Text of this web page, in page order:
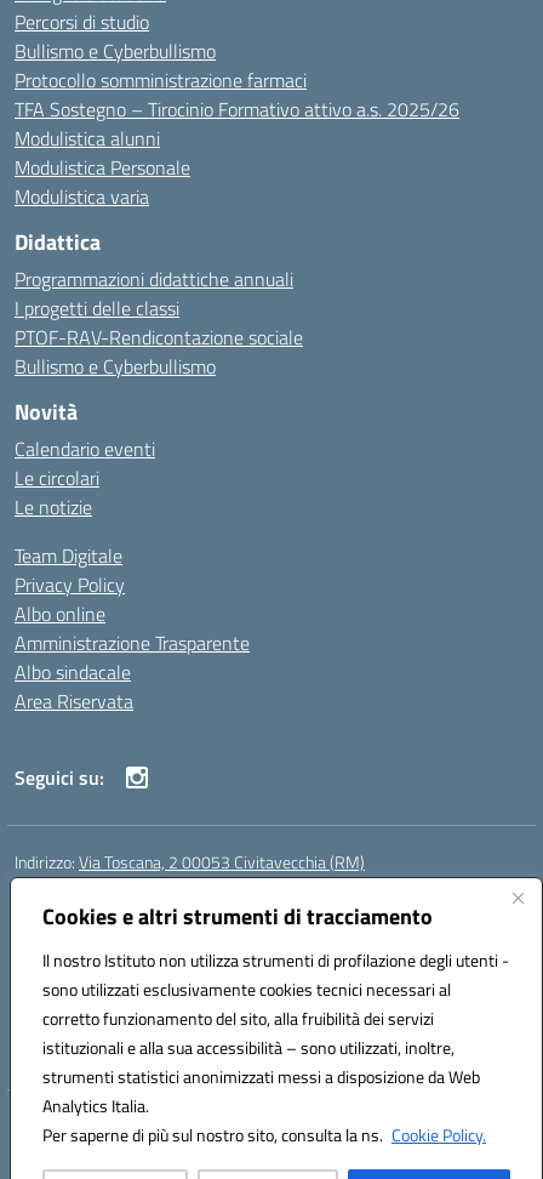
Cookies e altri strumenti di tracciamento
Il nostro Istituto non utilizza strumenti di profilazione degli utenti -
sono utilizzati esclusivamente cookies tecnici necessari al
corretto funzionamento del sito, alla fruibilità dei servizi
istituzionali e alla sua accessibilità – sono utilizzati, inoltre,
strumenti statistici anonimizzati messi a disposizione da Web
Analytics Italia.
Per saperne di più sul nostro sito, consulta la ns. Cookie Policy.
Percorsi di studio
Bullismo e Cyberbullismo
Protocollo somministrazione farmaci
TFA Sostegno – Tirocinio Formativo attivo a.s. 2025/26
Modulistica alunni
Modulistica Personale
Modulistica varia
Didattica
Programmazioni didattiche annuali
I progetti delle classi
PTOF-RAV-Rendicontazione sociale
Bullismo e Cyberbullismo
Novità
Calendario eventi
Le circolari
Le notizie
Team Digitale
Privacy Policy
Albo online
Amministrazione Trasparente
Albo sindacale
Area Riservata
Seguici su:
Indirizzo:Via Toscana, 2 00053 Civitavecchia (RM)
Centralino:
Posta elettronica certificata (PEC):rmic8b900g@pec.istruzione.it
Codice fiscale: 91038380589
Codice meccanografico:RMIC8B900G
Codice Indice delle Pubbliche Amministrazioni (IPA): istsc_rmic8b900g
Codice unico di fatturazione (CUF): UFP4NO
Hosting & Powered by 3D Solution S.r.l.
Concept & Design by Designers Italia